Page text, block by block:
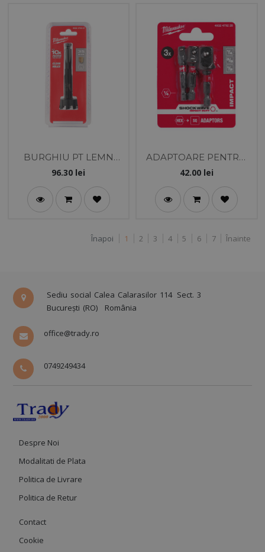
BURGHIU PT LEMN
AUTOFORANT 35MM
96.30 lei
ADAPTOARE PENTRU
CHEI TUBULARE
DUTY SET 3 BUC
42.00lei
Înapoi 1 2 3 4 5 6 7 Înainte
Sediu social Calea Calarasilor 114 Sect. 3
București (RO)
România
office@trady.ro
0749249434
Despre Noi
Modalitati de Plata
Politica de Livrare
Politica de Retur
Contact
Cookie